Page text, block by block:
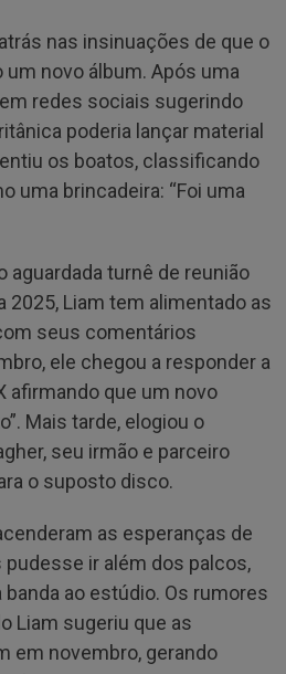
nas insinuações de que o
um novo álbum. Após uma
redes sociais sugerindo
poderia lançar material
os boatos, classificando
uma brincadeira: “Foi uma
aguardada turnê de reunião
2025, Liam tem alimentado as
seus comentários
ele chegou a responder a
afirmando que um novo
Mais tarde, elogiou o
seu irmão e parceiro
o suposto disco.
as esperanças de
pudesse ir além dos palcos,
ao estúdio. Os rumores
Liam sugeriu que as
em novembro, gerando